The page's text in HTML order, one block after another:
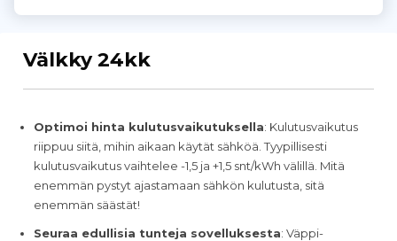
Välkky 24kk
Optimoi hinta kulutusvaikutuksella: Kulutusvaikutus
riippuu siitä, mihin aikaan käytät sähköä. Tyypillisesti
kulutusvaikutus vaihtelee -1,5 ja +1,5 snt/kWh välillä. Mitä
enemmän pystyt ajastamaan sähkön kulutusta, sitä
enemmän säästät!
Seuraa edullisia tunteja sovelluksesta: Väppi-